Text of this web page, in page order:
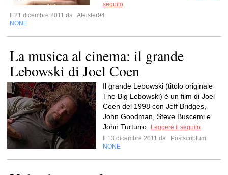
seguito
Il 21 dicembre 2011 da Aleister94
NONE
La musica al cinema: il grande
Lebowski di Joel Coen
Il grande Lebowski (titolo originale
The Big Lebowski) è un film di Joel
Coen del 1998 con Jeff Bridges,
John Goodman, Steve Buscemi e
John Turturro.
Leggere il seguito
Il 13 dicembre 2011 da
Postscriptum
NONE